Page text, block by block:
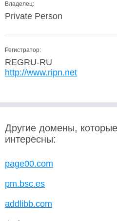
Владелец:
Private Person
Регистратор:
REGRU-RU
http://www.ripn.net
Другие домены,
интересны:
page00.com
pm.bsc.es
addlibb.com